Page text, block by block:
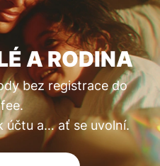
A RODINA
bez registrace do
účtu a… ať se uvolní.